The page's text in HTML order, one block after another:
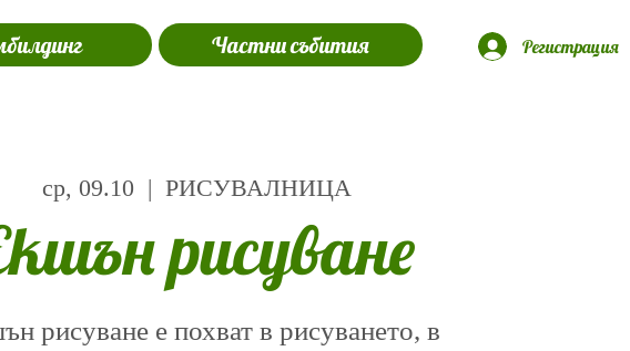
Частни събития Регистрация
ср, 09.10
  |
РИСУВАЛНИЦА
рисуване
рисуване е похват в рисуването, в